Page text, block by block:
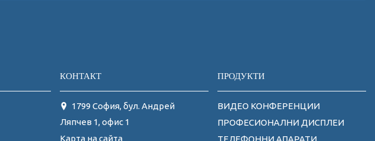
КОНТАКТ
1799 София, бул. Андрей
Ляпчев 1, офис 1
Карта на сайта
ПРОДУКТИ
ВИДЕО КОНФЕРЕНЦИИ
ПРОФЕСИОНАЛНИ ДИСПЛЕИ
ТЕЛЕФОННИ АПАРАТИ